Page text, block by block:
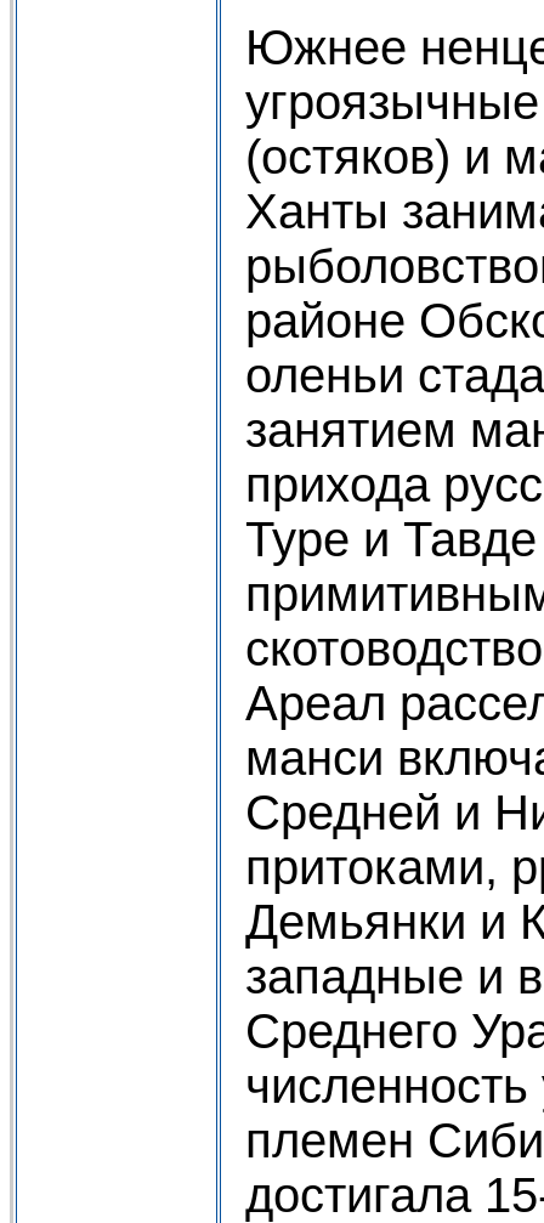
Южнее
(остяков) и
Ханты
районе
оленьи
занятием
прихода
Туре и
Ареал
манси
Средней и
притоками,
Демьянки и
западные и
Среднего
племен
достигала